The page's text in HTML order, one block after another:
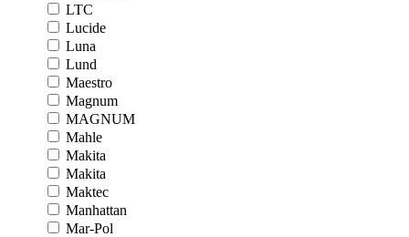
LTC
Lucide
Luna
Lund
Maestro
Magnum
MAGNUM
Mahle
Makita
Makita
Maktec
Manhattan
Mar-Pol